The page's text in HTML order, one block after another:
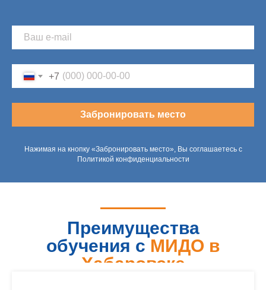
+7
Забронировать место
Нажимая на кнопку «Забронировать место», Вы соглашаетесь с
Политикой конфиденциальности
Преимущества
обучения с МИДО в
Хабаровске